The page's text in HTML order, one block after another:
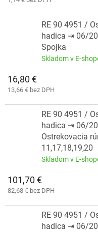
RE 90 4951 /
hadica ⇥ 06/
Spojka
Skladom v E-
16,80 €
13,66 € bez DPH
RE 90 4951 /
hadica ⇥ 06/
Ostrekovacia
11,17,18,19,20
Skladom v E-
101,70 €
82,68 € bez DPH
RE 90 4951 /
hadica ⇥ 06/